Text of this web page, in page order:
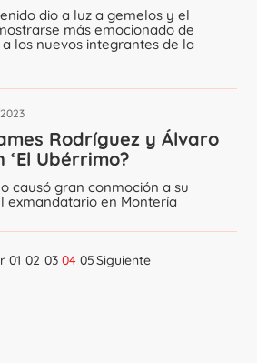
dio a luz a gemelos y el
más emocionado de
los nuevos integrantes de la
Rodríguez y Álvaro
Ubérrimo?
causó gran conmoción a su
exmandatario en Montería
01 02 03 04 05Siguiente